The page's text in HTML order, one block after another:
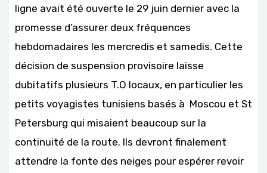
ligne avait été ouverte le 29 juin dernier avec la
promesse d’assurer deux fréquences
hebdomadaires les mercredis et samedis. Cette
décision de suspension provisoire laisse
dubitatifs plusieurs T.O locaux, en particulier les
petits voyagistes tunisiens basés à Moscou et St
Petersburg qui misaient beaucoup sur la
continuité de la route. Ils devront finalement
attendre la fonte des neiges pour espérer revoir